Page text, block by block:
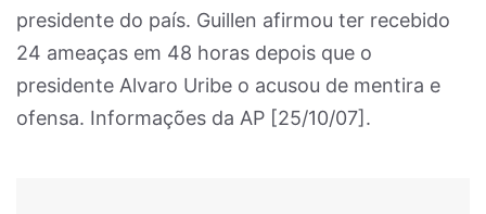
presidente do país. Guillen afirmou ter recebido
24 ameaças em 48 horas depois que o
presidente Alvaro Uribe o acusou de mentira e
ofensa. Informações da AP [25/10/07].